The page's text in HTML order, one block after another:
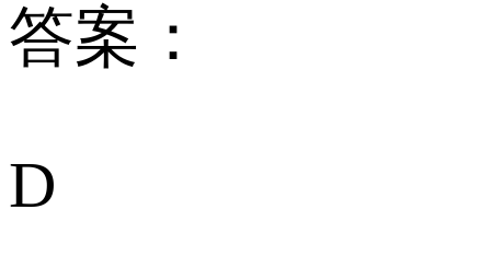
答案：
D